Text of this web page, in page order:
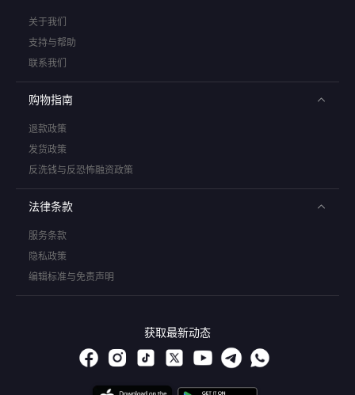
关于我们
支持与帮助
联系我们
购物指南
退款政策
发货政策
反洗钱与反恐怖融资政策
法律条款
服务条款
隐私政策
编辑标准与免责声明
获取最新动态